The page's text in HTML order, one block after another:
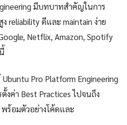
มีบทบาทสำคัญในการ
reliability ดีและ maintain ง่าย
Netflix, Amazon, Spotify
Pro Platform Engineering
งค่า Best Practices ไปจนถึง
ร้อมตัวอย่างโค้ดและ